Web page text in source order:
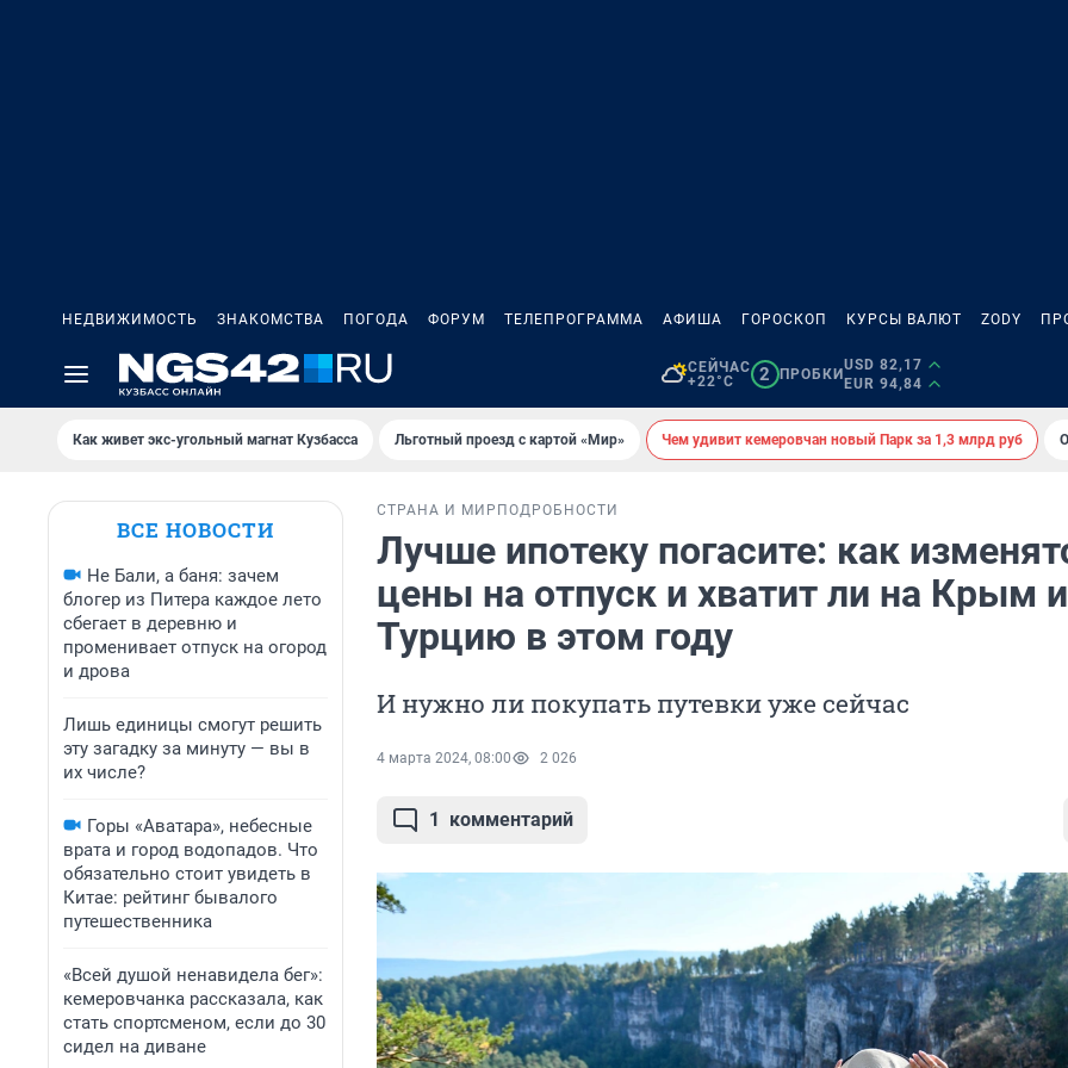
НЕДВИЖИМОСТЬ ЗНАКОМСТВА ПОГОДА ФОРУМ ТЕЛЕПРОГРАММА АФИША ГОРОСКОП КУРСЫ ВАЛЮТ ZODY
СЕЙЧАС
+22°C
2 ПРОБКИ
USD 82,17
EUR 94,84
Как живет экс-угольный магнат Кузбасса Льготный проезд с картой «Мир» Чем удивит кемеровчан новый Парк за 1,3 млрд руб
ВСЕ НОВОСТИ
Не Бали, а баня: зачем
блогер из Питера каждое лето
сбегает в деревню и
променивает отпуск на огород
и дрова
Лишь единицы смогут решить
эту загадку за минуту — вы в
их числе?
Горы «Аватара», небесные
врата и город водопадов. Что
обязательно стоит увидеть в
Китае: рейтинг бывалого
путешественника
«Всей душой ненавидела бег»:
кемеровчанка рассказала, как
стать спортсменом, если до 30
сидел на диване
СТРАНА И МИР ПОДРОБНОСТИ
Лучше ипотеку погасите: как
цены на отпуск и хватит ли на Крым и
Турцию в этом году
И нужно ли покупать путевки уже сейчас
4 марта 2024, 08:00 2 026
1 комментарий